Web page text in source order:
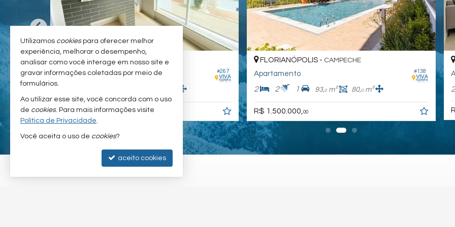
#257 #267
FLORIANÓPOLIS -CAMPECHE
Apartamento
R$ 1.500.000, 00
#138
FLORIANÓPOLIS - CAMPECHE
Apartamento
2 2 1 93,0m² 80,0m²
R$ 1.500.000,00
2
Utilizamos cookiespara oferecer melhor
experiência, melhorar o desempenho,
analisar como você interage em nosso site e
gravar informações coletadas por meio de
formulários.
Ao utilizar esse site, você concorda com o uso
de cookies. Para mais informações visite
Política de Privacidade.
Você aceita o uso de cookies?
aceito cookies